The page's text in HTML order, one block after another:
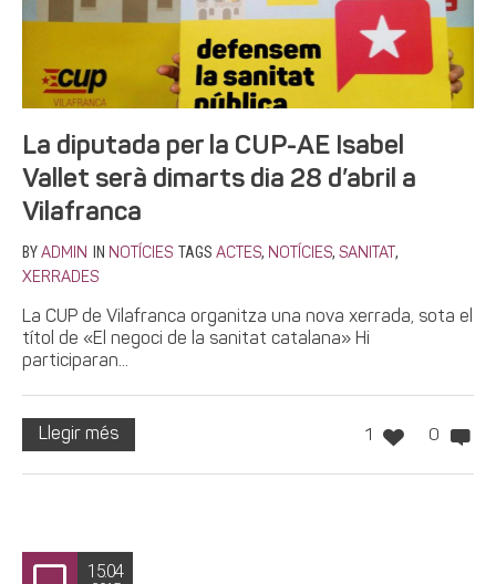
La diputada per la CUP-AE Isabel
Vallet serà dimarts dia 28 d’abril a
Vilafranca
BY ADMIN IN NOTÍCIES TAGS ACTES, NOTÍCIES, SANITAT ,
XERRADES
La CUP de Vilafranca organitza una nova xerrada, sota el
títol de «El negoci de la sanitat catalana» Hi
participaran...
1 0
Llegir més
15.04